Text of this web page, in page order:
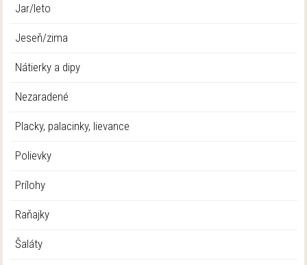
Jar/leto
Jeseň/zima
Nátierky a dipy
Nezaradené
Placky, palacinky, lievance
Polievky
Prílohy
Raňajky
Šaláty